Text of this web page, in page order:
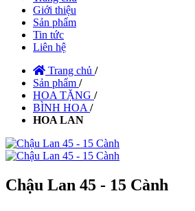
Giới thiệu
Sản phẩm
Tin tức
Liên hệ
Trang chủ /
Sản phẩm /
HOA TẶNG /
BÌNH HOA /
HOA LAN
Chậu Lan 45 - 15 Cành